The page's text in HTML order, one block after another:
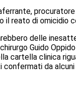
il reato di omicidio
delle
Guido
cartella clinica
confermati da